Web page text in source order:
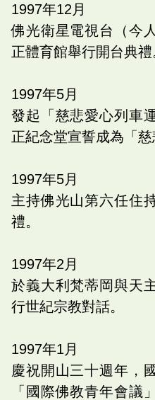
1997年12 月
佛光衛星電視台（今
正體育館舉行開台典禮
1997年5月
發起「慈悲愛心列車
正紀念堂宣誓成為「慈
1997年5月
主持佛光山第六任住
禮。
1997年2 月
於義大利梵蒂岡與天
行世紀宗教對話。
1997年1 月
慶祝開山三十週年，
「國際佛教青年會議